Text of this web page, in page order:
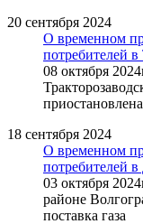
20 сентября 2024
О временном
потребителей в
08 октября
18 сентября 2024
О временном
потребителей
03 октября
районе
поставка газа